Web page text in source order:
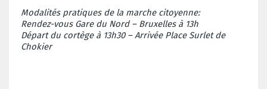
Modalités pratiques de la marche citoyenne:
Rendez-vous Gare du Nord – Bruxelles à 13h
Départ du cortège à 13h30 – Arrivée Place Surlet de
Chokier